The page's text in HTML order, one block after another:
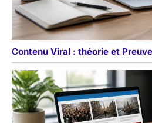
Contenu Viral : théorie et